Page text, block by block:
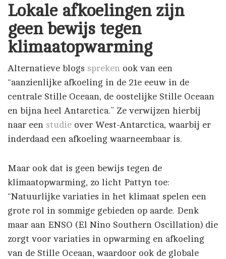
Lokale afkoelingen zijn
geen bewijs tegen
klimaatopwarming
Alternatieve blogs spreken ook van een
“aanzienlijke afkoeling in de 21e eeuw in de
centrale Stille Oceaan, de oostelijke Stille Oceaan
en bijna heel Antarctica.” Ze verwijzen hierbij
naar een studie over West-Antarctica, waarbij er
inderdaad een afkoeling waarneembaar is.
Maar ook dat is geen bewijs tegen de
klimaatopwarming, zo licht Pattyn toe:
“Natuurlijke variaties in het klimaat spelen een
grote rol in sommige gebieden op aarde. Denk
maar aan ENSO (El Nino Southern Oscillation) die
zorgt voor variaties in opwarming en afkoeling
van de Stille Oceaan, waardoor ook de globale